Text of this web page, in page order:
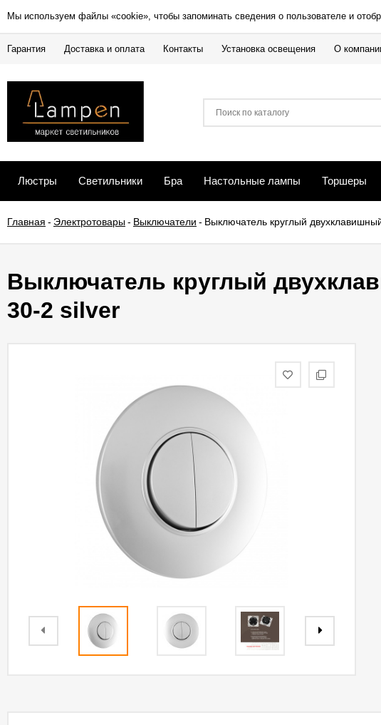
Мы используем файлы «cookie», чтобы запоминать сведения о пользователе и
Гарантия Доставка и оплата Контакты Установка освещения О
Люстры Светильники Бра Настольные лампы Торшеры
Главная - Электротовары- Выключатели - Выключатель круглый
Выключатель круглый
30-2 silver